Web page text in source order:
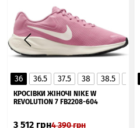
36 36.5 37.5 38 38.5
КРОСІВКИ ЖІНОЧІ NIKE W
REVOLUTION 7 FB2208-604
3 512 грн4 390грн